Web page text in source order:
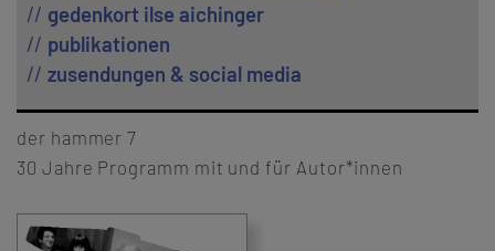
gedenkort ilse aichinger
publikationen
zusendungen & social media
der hammer 7
30 Jahre Programm mit und für Autor*innen